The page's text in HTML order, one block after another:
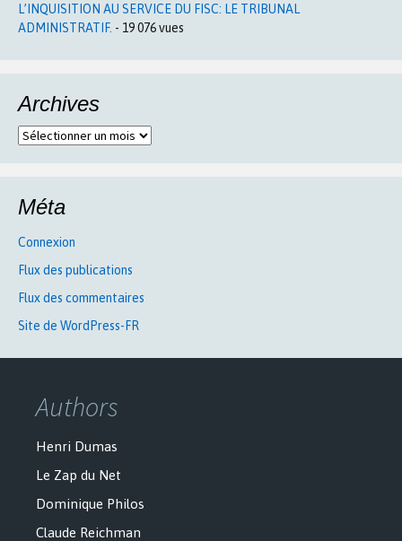
L’INQUISITION AU SERVICE DU FISC: LE TRIBUNAL
ADMINISTRATIF. - 19 076 vues
Archives
Archives
Méta
Connexion
Flux des publications
Flux des commentaires
Site de WordPress-FR
Authors
Henri Dumas
Le Zap du Net
Dominique Philos
Claude Reichman